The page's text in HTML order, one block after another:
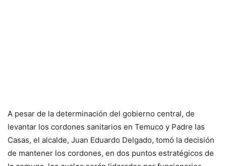
A pesar de la determinación del gobierno central, de
levantar los cordones sanitarios en Temuco y Padre las
Casas, el alcalde, Juan Eduardo Delgado, tomó la decisión
de mantener los cordones, en dos puntos estratégicos de